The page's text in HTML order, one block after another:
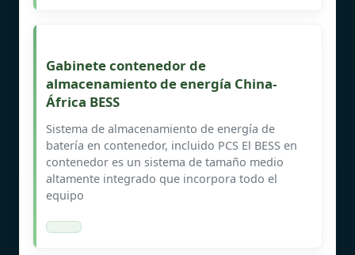
Gabinete contenedor de
almacenamiento de energía China-
África BESS
Sistema de almacenamiento de energía de
batería en contenedor, incluido PCS El BESS en
contenedor es un sistema de tamaño medio
altamente integrado que incorpora todo el
equipo